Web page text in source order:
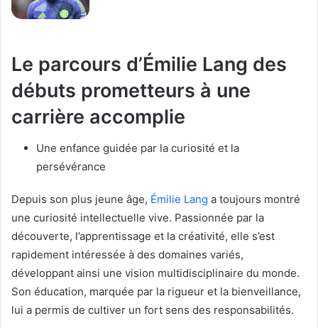
Le parcours d’Émilie Lang des
débuts prometteurs à une
carrière accomplie
Une enfance guidée par la curiosité et la
persévérance
Depuis son plus jeune âge, Émilie Lang a toujours montré
une curiosité intellectuelle vive. Passionnée par la
découverte, l’apprentissage et la créativité, elle s’est
rapidement intéressée à des domaines variés,
développant ainsi une vision multidisciplinaire du monde.
Son éducation, marquée par la rigueur et la bienveillance,
lui a permis de cultiver un fort sens des responsabilités.